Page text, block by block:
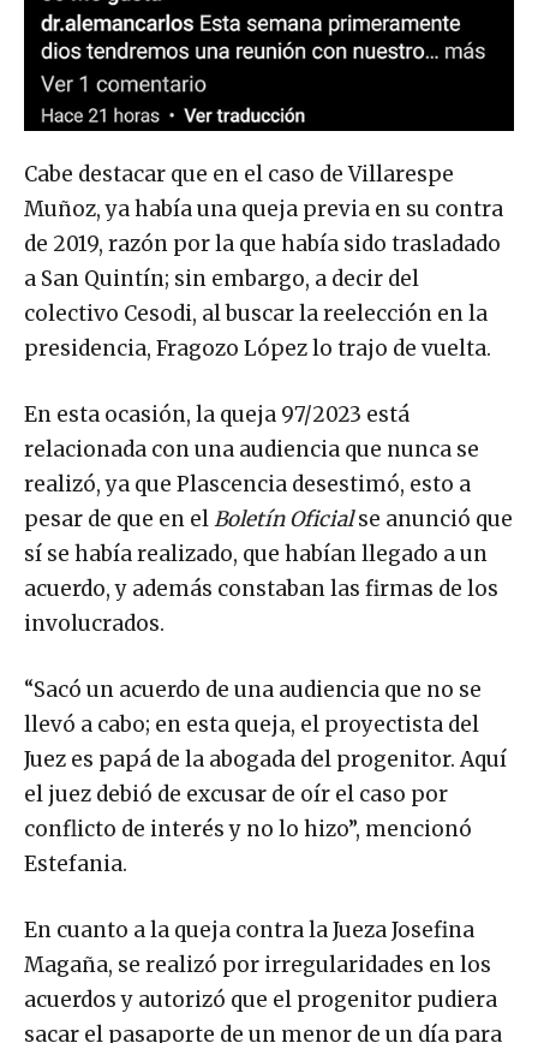
Cabe destacar que en el caso de Villarespe
Muñoz, ya había una queja previa en su contra
de 2019, razón por la que había sido trasladado
a San Quintín; sin embargo, a decir del
colectivo Cesodi, al buscar la reelección en la
presidencia, Fragozo López lo trajo de vuelta.
En esta ocasión, la queja 97/2023 está
relacionada con una audiencia que nunca se
realizó, ya que Plascencia desestimó, esto a
pesar de que en elBoletín Oficialse anunció que
sí se había realizado, que habían llegado a un
acuerdo, y además constaban las firmas de los
involucrados.
“Sacó un acuerdo de una audiencia que no se
llevó a cabo; en esta queja, el proyectista del
Juez es papá de la abogada del progenitor. Aquí
el juez debió de excusar de oír el caso por
conflicto de interés y no lo hizo”, mencionó
Estefania.
En cuanto a la queja contra la Jueza Josefina
Magaña, se realizó por irregularidades en los
acuerdos y autorizó que el progenitor pudiera
sacar el pasaporte de un menor de un día para